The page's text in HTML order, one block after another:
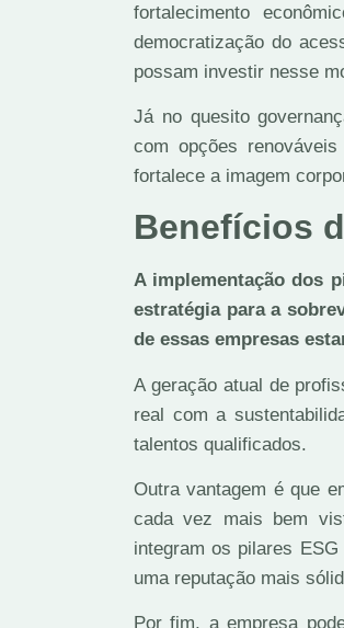
fortalecimento
democratização do
possam investir nesse
Já no quesito
com opções
fortalece a imagem
Benefícios
A implementação dos
estratégia para a
de essas empresas
A geração atual de
real com a
talentos qualificados.
Outra vantagem é que
cada vez mais bem
integram os pilares
uma reputação mais
Por fim, a empresa